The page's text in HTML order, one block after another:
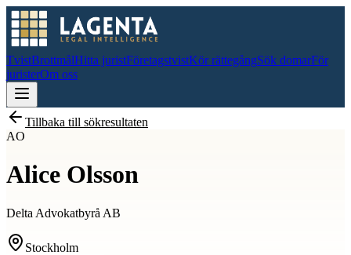
TvistBrottmålHitta juristFöretagstvistKör rättegångSök domarFör
juristerOm oss
Tillbaka till sökresultaten
AO
Alice Olsson
Delta Advokatbyrå AB
Stockholm